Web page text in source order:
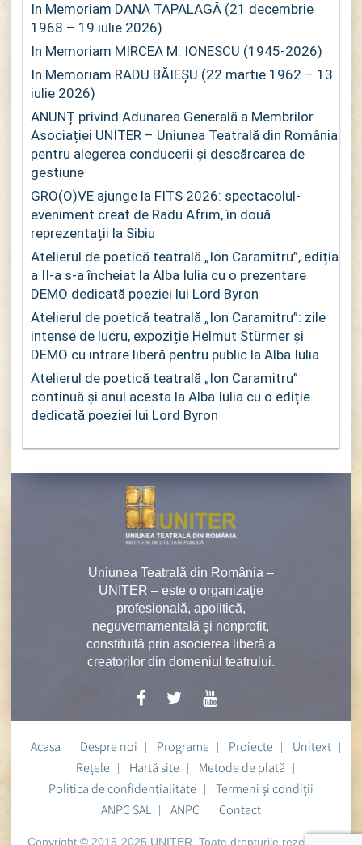
In Memoriam DANA TAPALAGĂ (21 decembrie
1968 – 19 iulie 2026)
In Memoriam MIRCEA M. IONESCU (1945-2026)
In Memoriam RADU BĂIEȘU (22 martie 1962 – 13
iulie 2026)
ANUNȚ privind Adunarea Generală a Membrilor
Asociației UNITER – Uniunea Teatrală din România
pentru alegerea conducerii și descărcarea de
gestiune
GRO(O)VE ajunge la FITS 2026: spectacolul-
eveniment creat de Radu Afrim, în două
reprezentații la Sibiu
Atelierul de poetică teatrală „Ion Caramitru”, ediția
a II-a s-a încheiat la Alba Iulia cu o prezentare
DEMO dedicată poeziei lui Lord Byron
Atelierul de poetică teatrală „Ion Caramitru”: zile
intense de lucru, expoziție Helmut Stürmer și
DEMO cu intrare liberă pentru public la Alba Iulia
Atelierul de poetică teatrală „Ion Caramitru”
continuă și anul acesta la Alba Iulia cu o ediție
dedicată poeziei lui Lord Byron
Uniunea Teatrală din România –
UNITER – este o organizaţie
profesională, apolitică,
neguvernamentală şi nonprofit,
constituită prin asocierea liberă a
creatorilor din domeniul teatrului.
Acasa Despre noi Programe Proiecte
Unitext
Rețele
Hartă site
Metode de plată
Politica de confidențialitate
Termeni și condiții
ANPC SAL
ANPC Contact
Copyright © 2015-2025 UNITER. Toate drepturile rezervate.